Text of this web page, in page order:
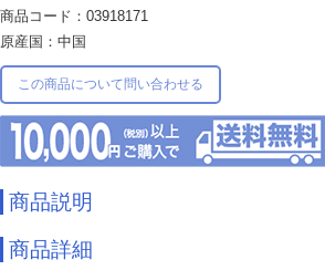
商品コード：03918171
原産国：中国
この商品について問い合わせる
商品説明
商品詳細